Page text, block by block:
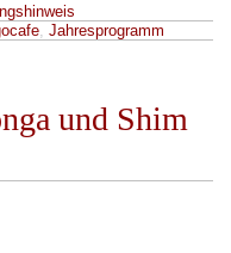
, Jahresprogramm
und Shim